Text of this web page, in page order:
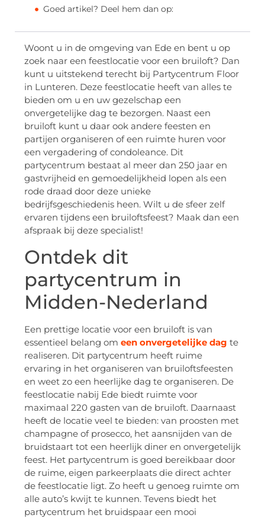
Goed artikel? Deel hem dan op:
Woont u in de omgeving van Ede en bent u op
zoek naar een feestlocatie voor een bruiloft? Dan
kunt u uitstekend terecht bij Partycentrum Floor
in Lunteren. Deze feestlocatie heeft van alles te
bieden om u en uw gezelschap een
onvergetelijke dag te bezorgen. Naast een
bruiloft kunt u daar ook andere feesten en
partijen organiseren of een ruimte huren voor
een vergadering of condoleance. Dit
partycentrum bestaat al meer dan 250 jaar en
gastvrijheid en gemoedelijkheid lopen als een
rode draad door deze unieke
bedrijfsgeschiedenis heen. Wilt u de sfeer zelf
ervaren tijdens een bruiloftsfeest? Maak dan een
afspraak bij deze specialist!
Ontdek dit
partycentrum in
Midden-Nederland
Een prettige locatie voor een bruiloft is van
essentieel belang om een onvergetelijke dag te
realiseren. Dit partycentrum heeft ruime
ervaring in het organiseren van bruiloftsfeesten
en weet zo een heerlijke dag te organiseren. De
feestlocatie nabij Ede biedt ruimte voor
maximaal 220 gasten van de bruiloft. Daarnaast
heeft de locatie veel te bieden: van proosten met
champagne of prosecco, het aansnijden van de
bruidstaart tot een heerlijk diner en onvergetelijk
feest. Het partycentrum is goed bereikbaar door
de ruime, eigen parkeerplaats die direct achter
de feestlocatie ligt. Zo heeft u genoeg ruimte om
alle auto’s kwijt te kunnen. Tevens biedt het
partycentrum het bruidspaar een mooi